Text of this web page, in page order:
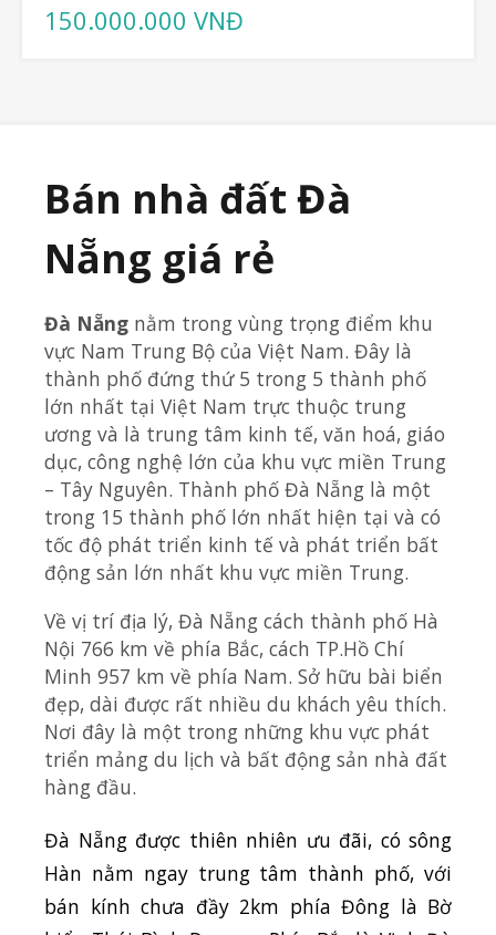
150.000.000 VNĐ
Bán nhà đất Đà
Nẵng giá rẻ
Đà Nẵng nằm trong vùng trọng điểm khu
vực Nam Trung Bộ của Việt Nam. Đây là
thành phố đứng thứ 5 trong 5 thành phố
lớn nhất tại Việt Nam trực thuộc trung
ương và là trung tâm kinh tế, văn hoá, giáo
dục, công nghệ lớn của khu vực miền Trung
– Tây Nguyên. Thành phố Đà Nẵng là một
trong 15 thành phố lớn nhất hiện tại và có
tốc độ phát triển kinh tế và phát triển bất
động sản lớn nhất khu vực miền Trung.
Về vị trí địa lý, Đà Nẵng cách thành phố Hà
Nội 766 km về phía Bắc, cách TP.Hồ Chí
Minh 957 km về phía Nam. Sở hữu bài biển
đẹp, dài được rất nhiều du khách yêu thích.
Nơi đây là một trong những khu vực phát
triển mảng du lịch và bất động sản nhà đất
hàng đầu.
Đà Nẵng được thiên nhiên ưu đãi, có sông
Hàn nằm ngay trung tâm thành phố, với
bán kính chưa đầy 2km phía Đông là Bờ